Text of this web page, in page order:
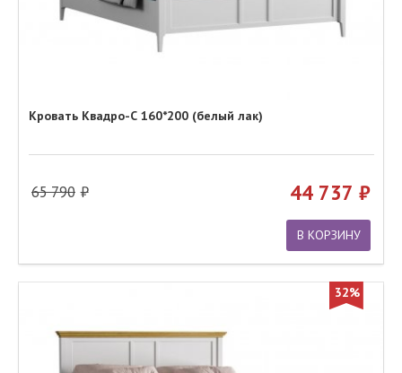
Кровать Квадро-С 160*200 (белый лак)
65 790 44 737
В КОРЗИНУ
32%